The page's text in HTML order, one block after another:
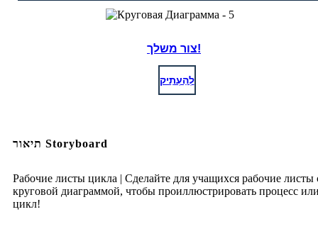
צור משלך!
לְהַעְתִיק
תיאור Storyboard
Рабочие листы цикла | Сделайте для учащихся рабочие листы
круговой диаграммой, чтобы проиллюстрировать процесс
цикл!